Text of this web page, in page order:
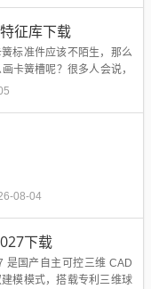
两步踢...
征库下载
标准件应该不陌生，那么
卡簧槽呢？很多人会说，
然后SolidWorks画草图旋
08-04
下载
是国产自主可控三维 CAD
模模式，搭载专利三维球